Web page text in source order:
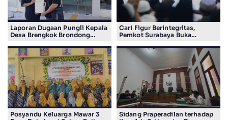
Laporan Dugaan Pungli Kepala
Desa Brengkok Brondong
Lamongan
Cari Figur Berintegritas,
Pemkot Surabaya Buka
BAZNAS Periode 2026–2031
Posyandu Keluarga Mawar 3
Sidang Praperadilan terhadap